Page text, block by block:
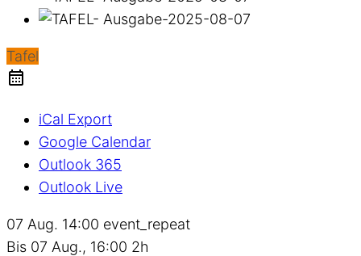
Tafel
iCal Export
Google Calendar
Outlook 365
Outlook Live
07 Aug. 14:00 event_repeat
Bis 07 Aug., 16:00 2h